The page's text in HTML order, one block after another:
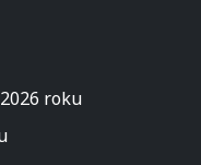
roku